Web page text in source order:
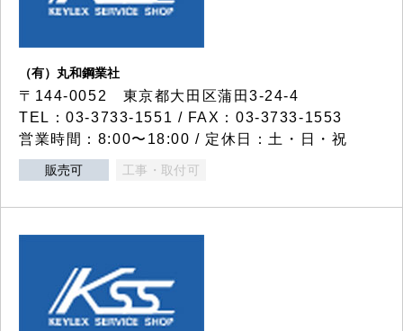
（有）丸和鋼業社
〒144-0052 東京都大田区蒲田3-24-4
TEL：03-3733-1551 / FAX：03-3733-1553
営業時間：8:00〜18:00 / 定休日：土・日・祝
販売可 工事・取付可